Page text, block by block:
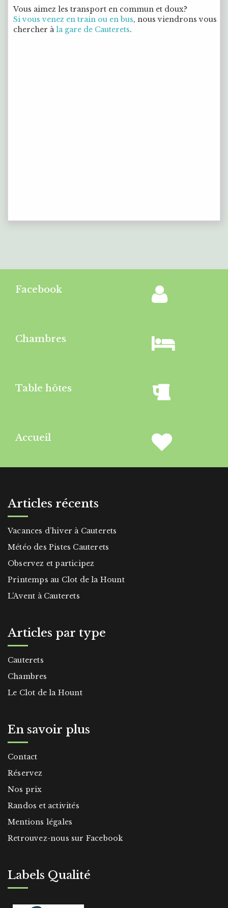
Vous aimez les transport en commun et doux?
Si vous venez en train ou en bus, nous viendrons vous
chercher àla gare de Cauterets.
Facebook
Chambres
Table hôtes
Accueil
Articles récents
Vacances d’hiver à Cauterets
Météo des Pistes Cauterets
Observez et participez
Printemps au Clot de la Hount
L’Avent à Cauterets
Articles par type
Cauterets
Chambres
Le Clot de la Hount
En savoir plus
Contact
Réservez
Nos prix
Randos et activités
Mentions légales
Retrouvez-nous sur Facebook
Labels Qualité